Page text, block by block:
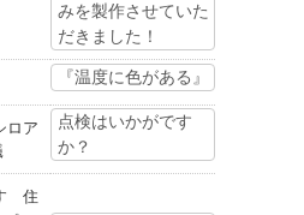
みを製作させていた
だきました！
『温度に色がある』
点検はいかがです
か？